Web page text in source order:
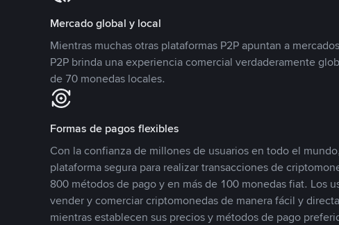
Mercado global y local
Mientras muchas otras plataformas P2P apuntan a
P2P brinda una experiencia comercial verdaderamente
de 70 monedas locales.
Formas de pagos flexibles
Con la confianza de millones de usuarios en todo el
plataforma segura para realizar transacciones de
800 métodos de pago y en más de 100 monedas fiat. Los
vender y comerciar criptomonedas de manera fácil y
mientras establecen sus precios y métodos de pago